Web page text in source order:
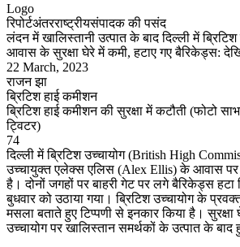
Logo
रिपोर्टअंतरराष्ट्रीयसंपादक की पसंद
लंदन में खालिस्तानी उत्पात के बाद दिल्ली में
आवास के सुरक्षा घेरे में कमी, हटाए गए बैरिकेड्स:
22 March, 2023
राजन झा
ब्रिटिश हाई कमीशन
ब्रिटिश हाई कमीशन की सुरक्षा में कटौती (फोटो
ट्विटर)
74
दिल्ली में ब्रिटिश उच्चायोग (British High
उच्चायुक्त एलेक्स एलिस (Alex Ellis) के आवास पर
है। दोनों जगहों पर बाहरी गेट पर लगे बैरिकेड्स
बुधवार को उठाया गया। ब्रिटिश उच्चायोग के
मसला बताते हुए टिप्पणी से इनकार किया है।
उच्चायोग पर खालिस्तान समर्थकों के उत्पात के बाद